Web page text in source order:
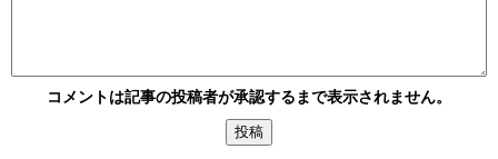
コメントは記事の投稿者が承認するまで表示されません。